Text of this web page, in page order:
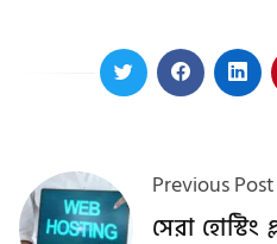
Previous Post
সেরা হোস্টিং